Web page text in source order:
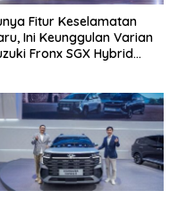
Fitur Keselamatan
Ini Keunggulan Varian
Fronx SGX Hybrid